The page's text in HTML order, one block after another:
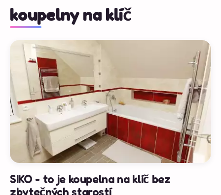
koupelny na klíč
SIKO - to je koupelna na klíč bez
zbytečných starostí